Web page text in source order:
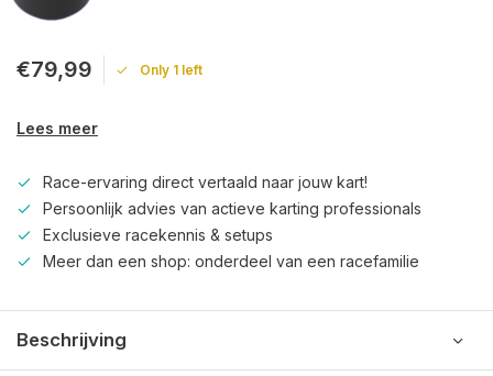
€79,99 Only 1 left
Lees meer
Race-ervaring direct vertaald naar jouw kart!
Persoonlijk advies van actieve karting professionals
Exclusieve racekennis & setups
Meer dan een shop: onderdeel van een racefamilie
Beschrijving